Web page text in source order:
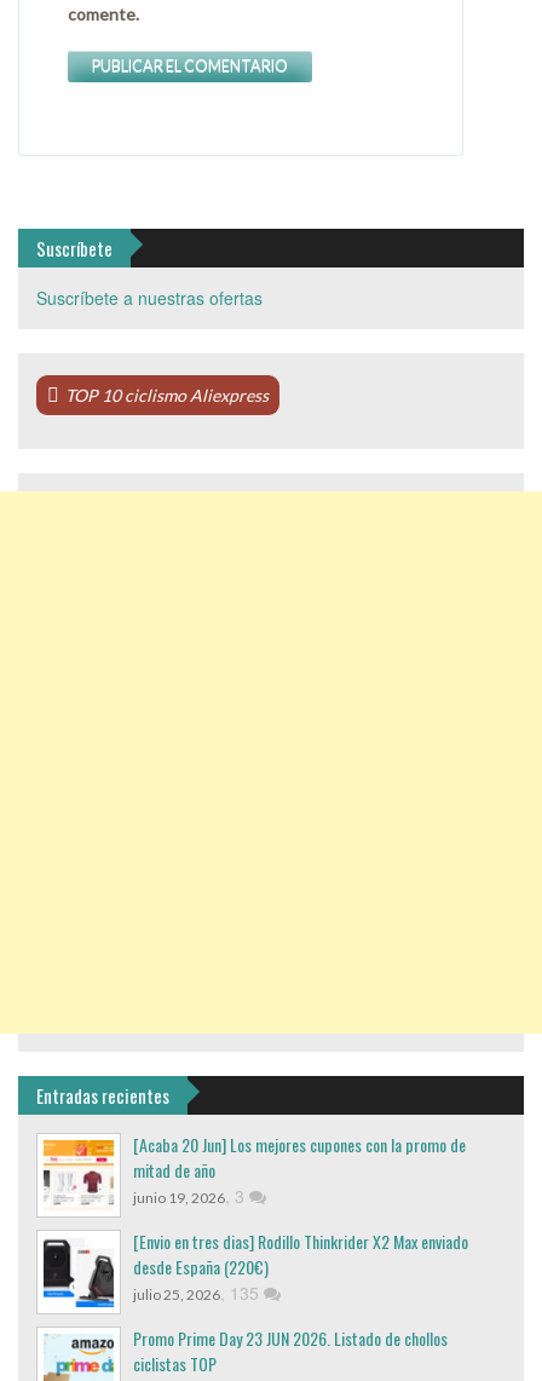
comente.
Suscríbete
Suscríbete a nuestras ofertas
TOP 10 ciclismo Aliexpress
Entradas recientes
[Acaba 20 Jun] Los mejores cupones con la promo de
mitad de año
junio 19, 2026 3
[Envio en tres dias] Rodillo Thinkrider X2 Max enviado
desde España (220€)
julio 25, 2026 135
Promo Prime Day 23 JUN 2026. Listado de chollos
ciclistas TOP